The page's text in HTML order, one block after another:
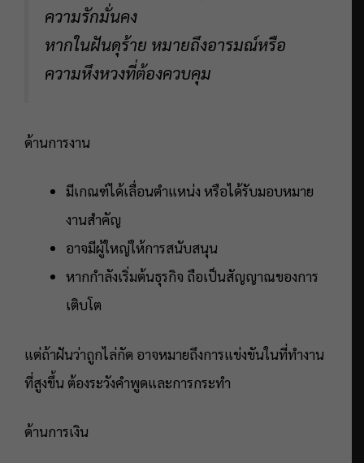
ความรักมั่นคง
หากในฝันดุร้าย หมายถึงอารมณ์หรือ
ความหึงหวงที่ต้องควบคุม
ด้านการงาน
มีเกณฑ์ได้เลื่อนตำแหน่ง หรือได้รับมอบหมาย
งานสำคัญ
อาจมีผู้ใหญ่ให้การสนับสนุน
หากกำลังเริ่มต้นธุรกิจ ถือเป็นสัญญาณของการ
เติบโต
แต่ถ้าฝันว่าถูกไล่กัด อาจหมายถึงการแข่งขันในที่ทำงาน
ที่สูงขึ้น ต้องระวังคำพูดและการกระทำ
ด้านการเงิน